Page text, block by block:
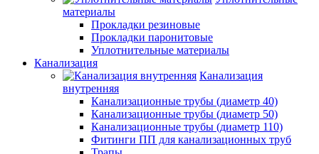
материалы
Прокладки резиновые
Прокладки паронитовые
Уплотнительные материалы
Канализация
Канализация
внутренняя
Канализационные трубы (диаметр 40)
Канализационные трубы (диаметр 50)
Канализационные трубы (диаметр 110)
Фитинги ПП для канализационных труб